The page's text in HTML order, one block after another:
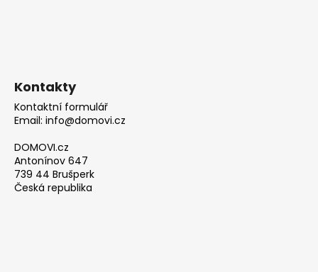
Kontakty
Kontaktní formulář
Email: info@domovi.cz
DOMOVI.cz
Antonínov 647
739 44 Brušperk
Česká republika